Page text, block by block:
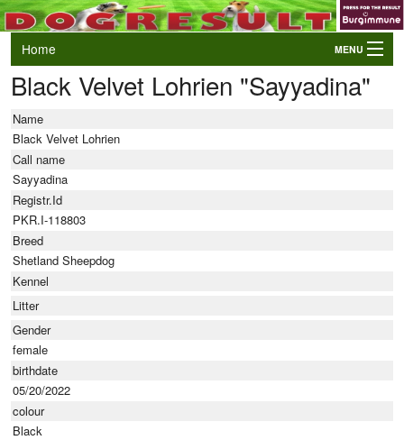
Home MENU
Login
AWC and EO Qualifiers
LIVE Results
Events
Dogs
Owners/Handlers
Black Velvet Lohrien "Sayyadina"
Name
Black Velvet Lohrien
Call name
Sayyadina
Registr.Id
PKR.I-118803
Breed
Shetland Sheepdog
Kennel
Litter
Gender
female
birthdate
05/20/2022
colour
Black